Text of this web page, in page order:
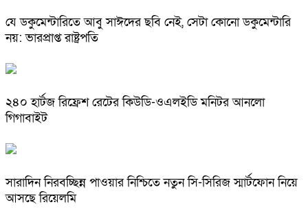
যে ডকুমেন্টারিতে আবু সাঈদের ছবি নেই, সেটা কোনো ডকুমেন্টারি
নয়: ভারপ্রাপ্ত রাষ্ট্রপতি
২৪০ হার্টজ রিফ্রেশ রেটের কিউডি-ওএলইডি মনিটর আনলো
গিগাবাইট
সারাদিন নিরবচ্ছিন্ন পাওয়ার নিশ্চিতে নতুন সি-সিরিজ স্মার্টফোন নিয়ে
আসছে রিয়েলমি